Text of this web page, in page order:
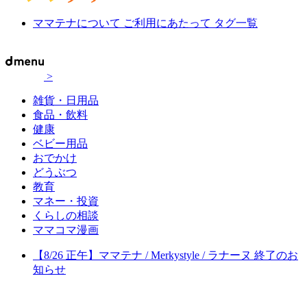
ママテナについて ご利用にあたって タグ一覧
>
雑貨・日用品
食品・飲料
健康
ベビー用品
おでかけ
どうぶつ
教育
マネー・投資
くらしの相談
ママコマ漫画
【8/26 正午】ママテナ / Merkystyle / ラナーヌ 終了のお
知らせ